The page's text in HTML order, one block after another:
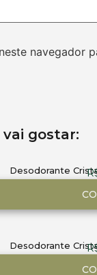
navegador
gostar:
Desodorante
Desodorante